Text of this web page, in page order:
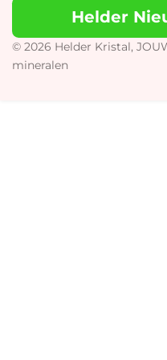
a
r
Helder
© 2026 Helder Kristal,
mineralen